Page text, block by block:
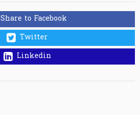
Share to Facebook
Twitter
Linkedin